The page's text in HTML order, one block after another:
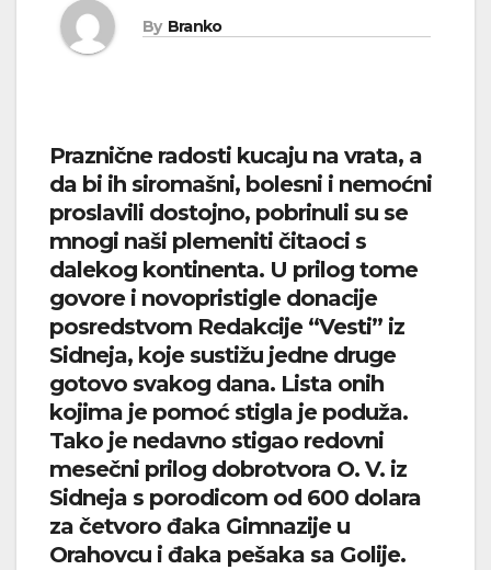
By Branko
Praznične radosti kucaju na vrata, a
da bi ih siromašni, bolesni i nemoćni
proslavili dostojno, pobrinuli su se
mnogi naši plemeniti čitaoci s
dalekog kontinenta. U prilog tome
govore i novopristigle donacije
posredstvom Redakcije “Vesti” iz
Sidneja, koje sustižu jedne druge
gotovo svakog dana. Lista onih
kojima je pomoć stigla je poduža.
Tako je nedavno stigao redovni
mesečni prilog dobrotvora O. V. iz
Sidneja s porodicom od 600 dolara
za četvoro đaka Gimnazije u
Orahovcu i đaka pešaka sa Golije.